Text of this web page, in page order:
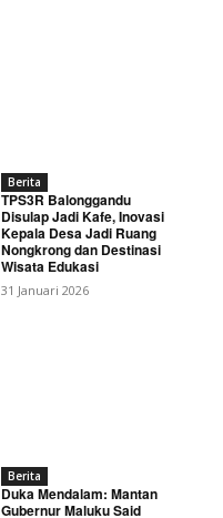
Berita
TPS3R Balonggandu
Disulap Jadi Kafe, Inovasi
Kepala Desa Jadi Ruang
Nongkrong dan Destinasi
Wisata Edukasi
31 Januari 2026
Berita
Duka Mendalam: Mantan
Gubernur Maluku Said